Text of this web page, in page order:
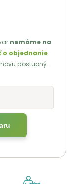
nemáme na
o objednanie
dostupný.